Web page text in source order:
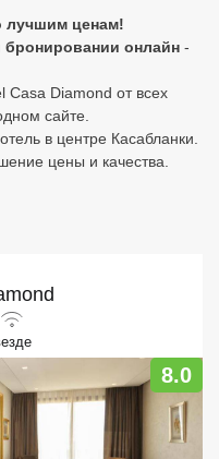
лучшим ценам!
бронировании онлайн -
Diamond от всех
сайте.
в центре Касабланки.
цены и качества.
8.0